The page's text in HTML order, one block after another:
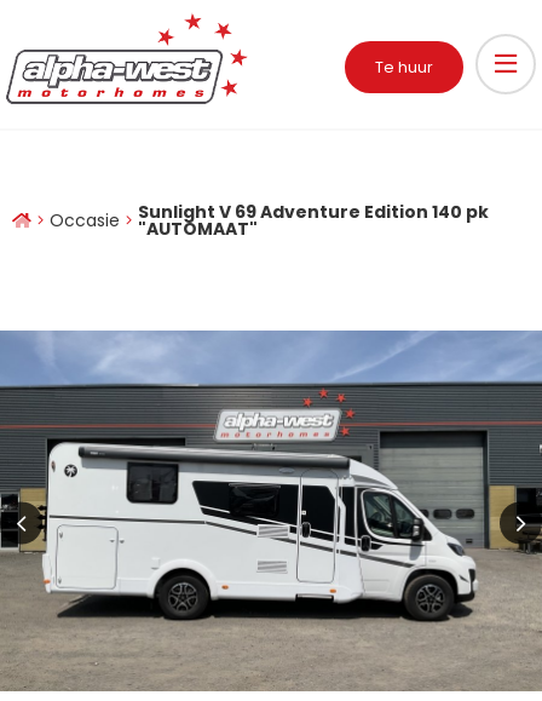
Te huur
Occasie Sunlight V 69 Adventure Edition 140 pk
"AUTOMAAT"